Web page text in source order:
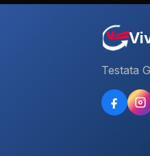
Testata